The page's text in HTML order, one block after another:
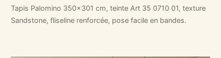
Tapis Palomino 350x301 cm, teinte Art 35 0710 01, texture
Sandstone, fliseline renforcée, pose facile en bandes.